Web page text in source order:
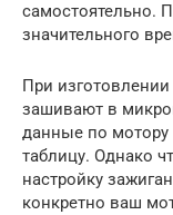
самостоятельно.
значительного
При
зашивают в
данные по
таблицу. Однако
настройку
конкретно ваш